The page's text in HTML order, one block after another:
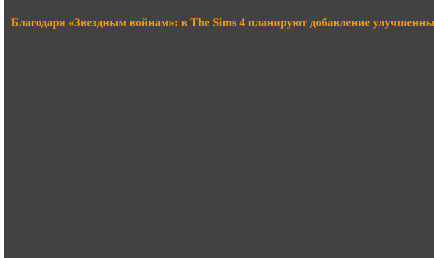
Благодаря «Звездным войнам»: в The Sims 4 планируют добавление